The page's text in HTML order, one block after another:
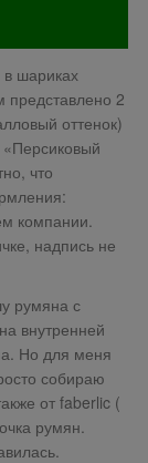
шариках
2
оттенок)
что
компании.
надпись не
румяна с
внутренней
Но для меня
собираю
от faberlic (
румян.